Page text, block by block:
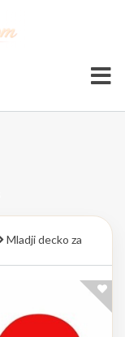
Mladji decko za